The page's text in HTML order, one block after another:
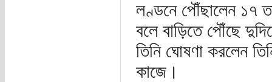
লণ্ডনে পৌঁছালেন ১৭
বলে বাড়িতে পৌঁছে
তিনি ঘোষণা করলেন
কাজে।